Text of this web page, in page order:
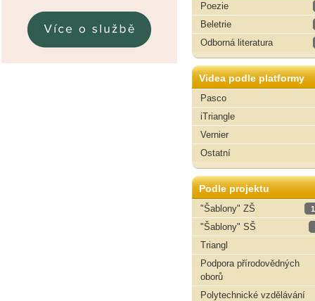
Poezie
Beletrie
Odborná literatura
Videa podle platformy
Pasco
iTriangle
Vernier
Ostatní
Podle projektu
"Šablony" ZŠ
"Šablony" SŠ
Triangl
Podpora přírodovědných
oborů
Polytechnické vzdělávání